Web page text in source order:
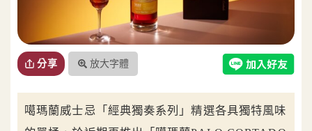
分享 放大字體
噶瑪蘭威士忌「經典獨奏系列」精選各具獨特風味